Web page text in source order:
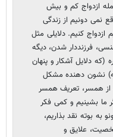
ازدواج کم و بیش
نمی دونیم از زندگی
کنیم. دلایلی مثل
فرزنددار شدن، دیگه
(که دلایل آشکار و پنهان
نشون دهنده مشکل
از همسر، تعریف همسر
ما بشینیم و کمی فکر
به بوته نقد بذاریم،
علایق و